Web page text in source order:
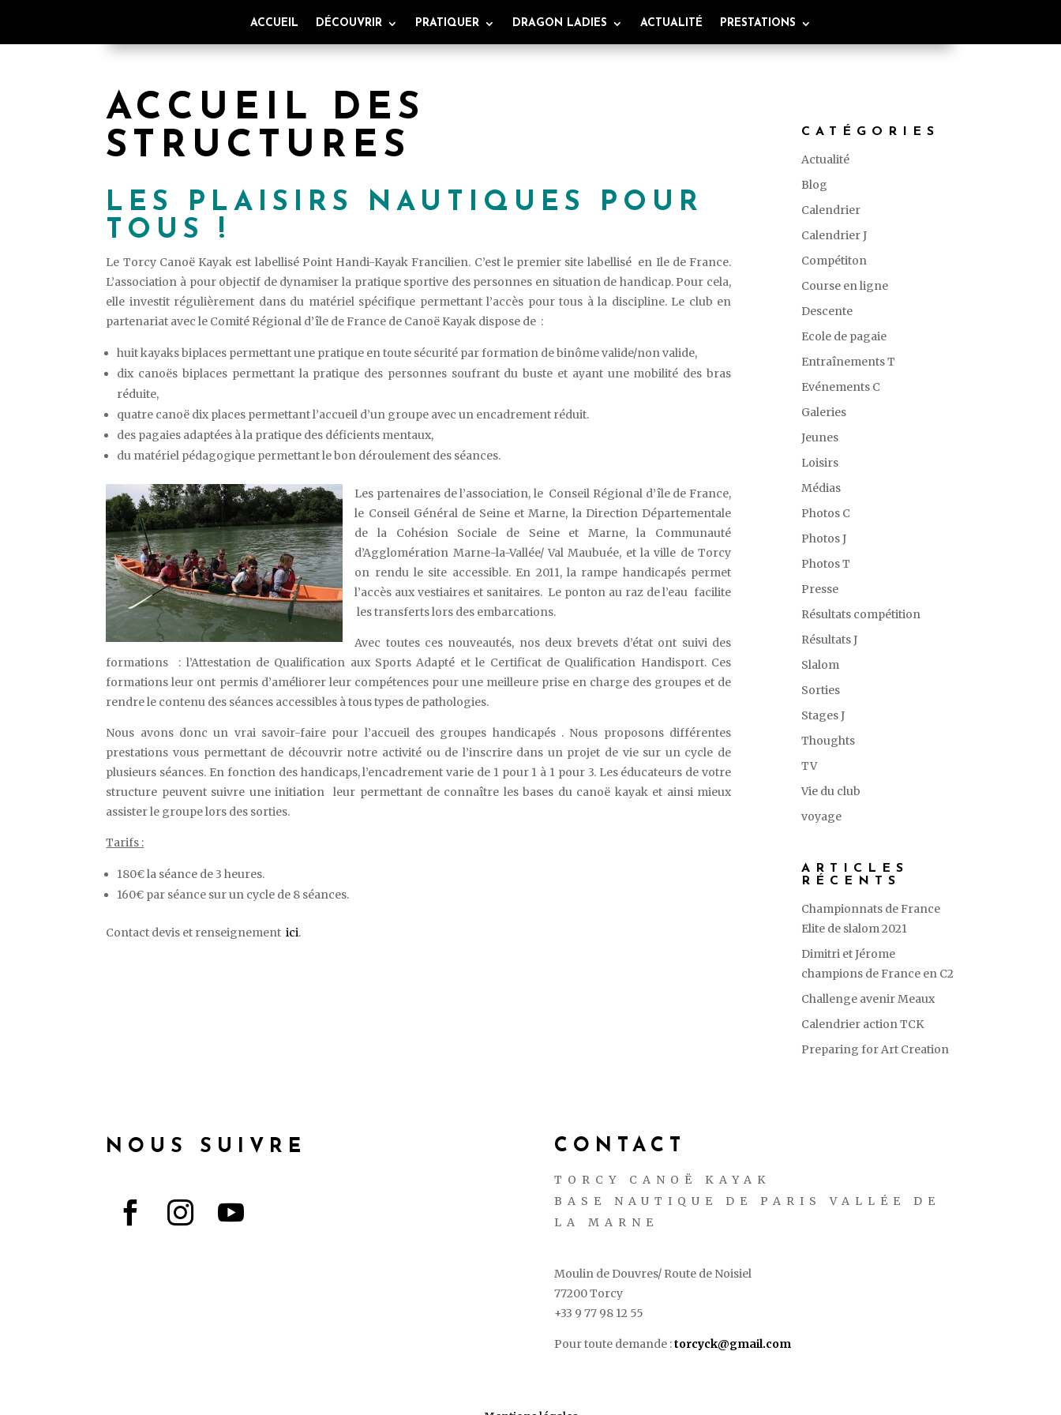
ACCUEIL DÉCOUVRIR PRATIQUER DRAGON LADIES ACTUALITÉ PRESTATIONS
ACCUEIL DES
STRUCTURES
LES PLAISIRS NAUTIQUES POUR
TOUS !
Le Torcy Canoë Kayak est labellisé Point Handi-Kayak Francilien. C’est le premier site labellisé en Ile de France.
L’association à pour objectif de dynamiser la pratique sportive des personnes en situation de handicap. Pour cela,
elle investit régulièrement dans du matériel spécifique permettant l’accès pour tous à la discipline. Le club en
partenariat avec le Comité Régional d’île de France de Canoë Kayak dispose de :
huit kayaks biplaces permettant une pratique en toute sécurité par formation de binôme valide/non valide,
dix canoës biplaces permettant la pratique des personnes soufrant du buste et ayant une mobilité des bras
réduite,
quatre canoë dix places permettant l’accueil d’un groupe avec un encadrement réduit.
des pagaies adaptées à la pratique des déficients mentaux,
du matériel pédagogique permettant le bon déroulement des séances.
Les partenaires de l’association, le Conseil Régional d’île de France,
le Conseil Général de Seine et Marne, la Direction Départementale
de la Cohésion Sociale de Seine et Marne, la Communauté
d’Agglomération Marne-la-Vallée/ Val Maubuée, et la ville de Torcy
on rendu le site accessible. En 2011, la rampe handicapés permet
l’accès aux vestiaires et sanitaires. Le ponton au raz de l’eau facilite
les transferts lors des embarcations.
Avec toutes ces nouveautés, nos deux brevets d’état ont suivi des
formations : l’Attestation de Qualification aux Sports Adapté et le Certificat de Qualification Handisport. Ces
formations leur ont permis d’améliorer leur compétences pour une meilleure prise en charge des groupes et de
rendre le contenu des séances accessibles à tous types de pathologies.
Nous avons donc un vrai savoir-faire pour l’accueil des groupes handicapés . Nous proposons différentes
prestations vous permettant de découvrir notre activité ou de l’inscrire dans un projet de vie sur un cycle de
plusieurs séances. En fonction des handicaps, l’encadrement varie de 1 pour 1 à 1 pour 3. Les éducateurs de votre
structure peuvent suivre une initiation leur permettant de connaître les bases du canoë kayak et ainsi mieux
assister le groupe lors des sorties.
Tarifs :
180€ la séance de 3 heures.
160€ par séance sur un cycle de 8 séances.
Contact devis et renseignementici.
CATÉGORIES
Actualité
Blog
Calendrier
Calendrier J
Compétiton
Course en ligne
Descente
Ecole de pagaie
Entraînements T
Evénements C
Galeries
Jeunes
Loisirs
Médias
Photos C
Photos J
Photos T
Presse
Résultats compétition
Résultats J
Slalom
Sorties
Stages J
Thoughts
TV
Vie du club
voyage
ARTICLES
RÉCENTS
Championnats de France
Elite de slalom 2021
Dimitri et Jérome
champions de France en C2
Challenge avenir Meaux
Calendrier action TCK
Preparing for Art Creation
NOUS SUIVRE
  
CONTACT
TORCY CANOË KAYAK
BASE NAUTIQUE DE PARIS VALLÉE DE
LA MARNE
Moulin de Douvres/ Route de Noisiel
77200 Torcy
+33 9 77 98 12 55
Pour toute demande :torcyck@gmail.com